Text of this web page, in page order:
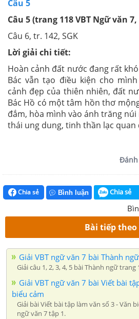
Câu 5
Câu 5 (trang 118 VBT Ngữ văn
Câu 6, tr. 142, SGK
Lời giải chi tiết:
Hoàn cảnh đất nước đang rất
Bác vẫn tạo điều kiện cho
cảnh đẹp của thiên nhiên, đất
Bác Hồ có mộttâm hồn thơ
đắm, hòa mình vào ánh trăng
thái ung dung, tinh thần lạc quan
Chia sẻ Bình luận Chia sẻ
Bài tiếp theo
Giải VBT ngữ văn 7 bài Thành ngữ
Giải câu 1, 2, 3, 4, 5 bài Thành ngữ
Giải VBT ngữ văn 7 bài Viết bài
biểu cảm
Giải bài Viết bài tập làm văn số 3 - Văn
ngữ văn 7 tập 1.